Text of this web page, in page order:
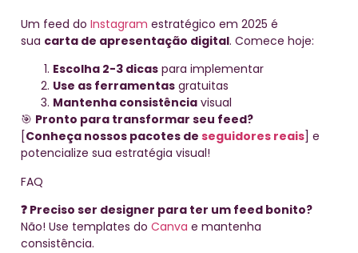
Um feed do Instagram estratégico em 2025 é
sua carta de apresentação digital. Comece hoje:
Escolha 2-3 dicas para implementar
Use as ferramentas gratuitas
Mantenha consistência visual
🎯 Pronto para transformar seu feed?
[Conheça nossos pacotes de seguidores reais] e
potencialize sua estratégia visual!
FAQ
❓ Preciso ser designer para ter um feed bonito?
Não! Use templates do Canva e mantenha
consistência.